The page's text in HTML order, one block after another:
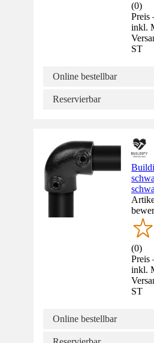
(0)
Preis
inkl.
ST
Online bestellbar
Reservierbar
(0)
Preis
inkl.
ST
Online bestellbar